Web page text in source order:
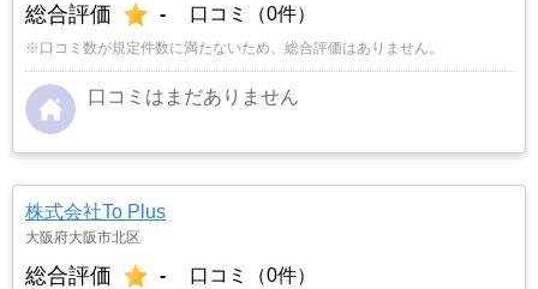
総合評価 - 口コミ（0件）
※口コミ数が規定件数に満たないため、総合評価はありません。
口コミはまだありません
株式会社To Plus
大阪府大阪市北区
総合評価 - 口コミ（0件）